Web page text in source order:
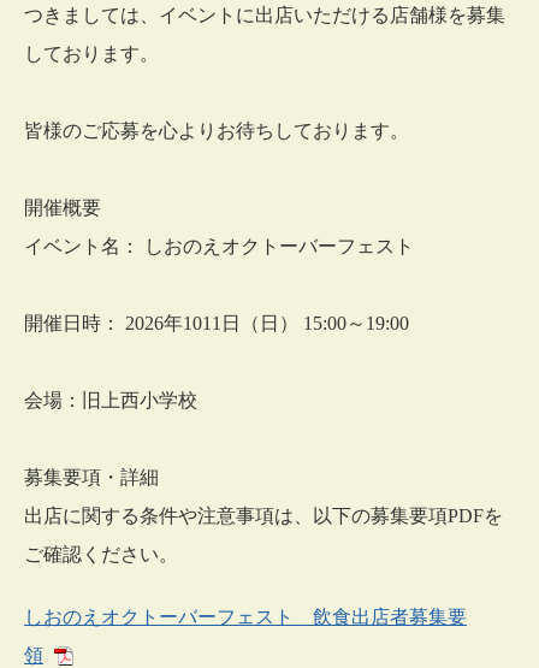
つきましては、イベントに出店いただける店舗様を募集
しております。
皆様のご応募を心よりお待ちしております。
開催概要
イベント名： しおのえオクトーバーフェスト
開催日時： 2026年1011日（日） 15:00～19:00
会場：旧上西小学校
募集要項・詳細
出店に関する条件や注意事項は、以下の募集要項PDFを
ご確認ください。
しおのえオクトーバーフェスト 飲食出店者募集要
領